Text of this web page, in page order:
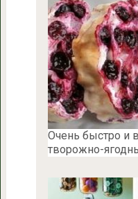
Очень быстро и
творожно-